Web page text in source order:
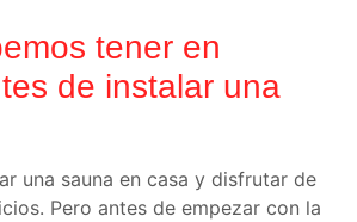
tener en
de instalar una
una sauna en casa y disfrutar de
Pero antes de empezar con la